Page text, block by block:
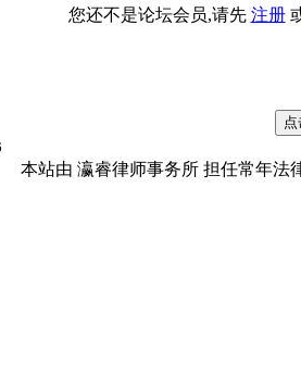
您还不是论坛会员,请先 注册
本站由 瀛睿律师事务所 担任常年法